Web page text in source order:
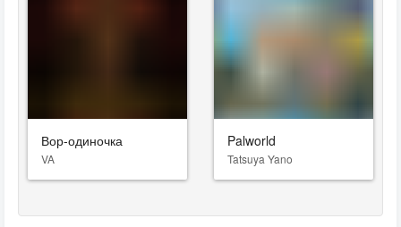
Вор-одиночка
VA
Palworld
Tatsuya Yano